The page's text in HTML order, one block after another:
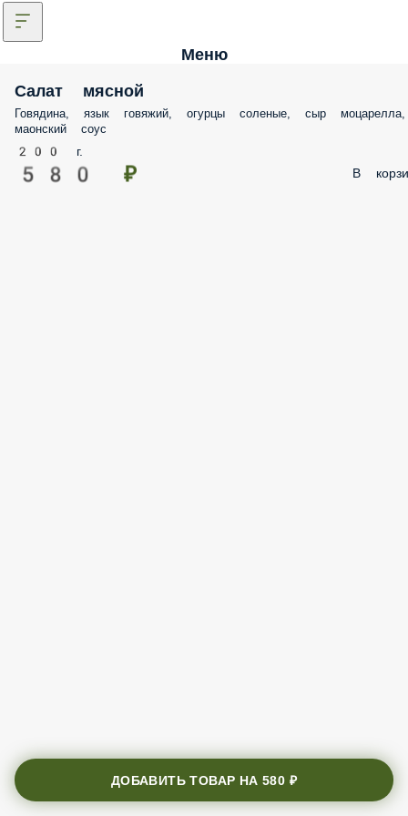
Меню
Салат мясной
Говядина, язык говяжий, огурцы соленые, сыр моцарелла,
маонский соус
200 г.
580 ₽ В
ДОБАВИТЬ ТОВАР НА580 ₽